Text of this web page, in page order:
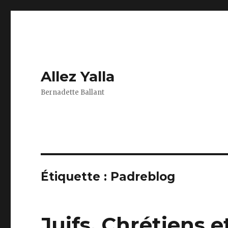
Allez Yalla
Bernadette Ballant
Étiquette : Padreblog